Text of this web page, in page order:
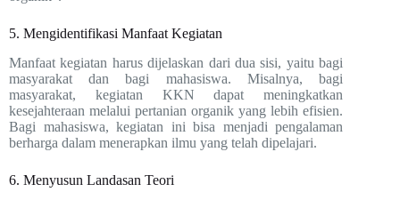
5. Mengidentifikasi Manfaat Kegiatan
Manfaat kegiatan harus dijelaskan dari dua sisi, yaitu bagi
masyarakat dan bagi mahasiswa. Misalnya, bagi
masyarakat, kegiatan KKN dapat meningkatkan
kesejahteraan melalui pertanian organik yang lebih efisien.
Bagi mahasiswa, kegiatan ini bisa menjadi pengalaman
berharga dalam menerapkan ilmu yang telah dipelajari.
6. Menyusun Landasan Teori